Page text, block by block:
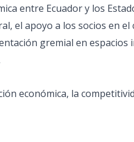
entre Ecuador y los
el apoyo a los socios en
gremial en
económica, la